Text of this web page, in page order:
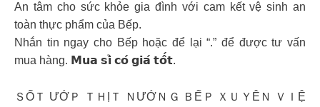
An tâm cho sức khỏe gia đình với cam kết vệ sinh an
toàn thực phẩm của Bếp.
Nhắn tin ngay cho Bếp hoặc để lại “.” để được tư vấn
mua hàng. 𝗠𝘂𝗮 𝘀𝗶̉ 𝗰𝗼́ 𝗴𝗶𝗮́ 𝘁𝗼̂́𝘁.
ＳỐＴ ƯỚＰ ＴＨỊＴ ＮƯỚＮＧ ＢẾＰ ＸＵＹÊＮ ＶＩỆ